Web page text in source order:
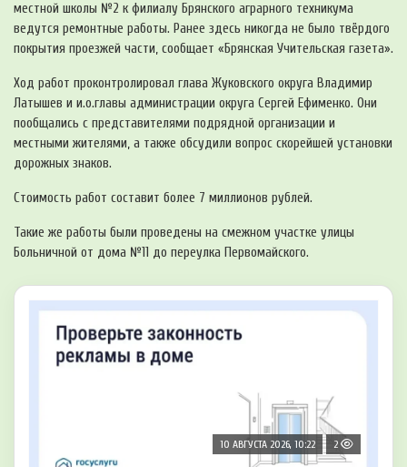
местной школы №2 к филиалу Брянского аграрного техникума
ведутся ремонтные работы. Ранее здесь никогда не было твёрдого
покрытия проезжей части, сообщает «Брянская Учительская газета».
Ход работ проконтролировал глава Жуковского округа Владимир
Латышев и и.о.главы администрации округа Сергей Ефименко. Они
пообщались с представителями подрядной организации и
местными жителями, а также обсудили вопрос скорейшей установки
дорожных знаков.
Стоимость работ составит более 7 миллионов рублей.
Такие же работы были проведены на смежном участке улицы
Больничной от дома №11 до переулка Первомайского.
10 АВГУСТА 2026, 10:22 2